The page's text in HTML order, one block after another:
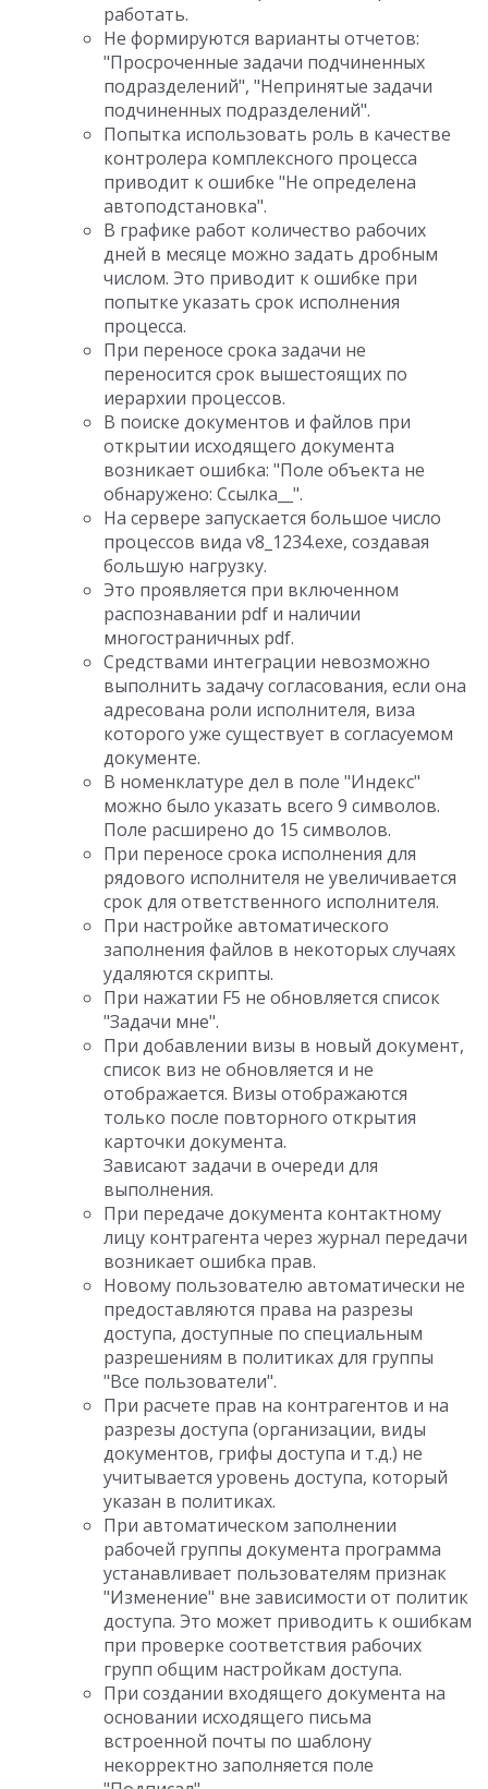
работать.
Не формируются варианты отчетов:
"Просроченные задачи подчиненных
подразделений", "Непринятые задачи
подчиненных подразделений".
Попытка использовать роль в качестве
контролера комплексного процесса
приводит к ошибке "Не определена
автоподстановка".
В графике работ количество рабочих
дней в месяце можно задать дробным
числом. Это приводит к ошибке при
попытке указать срок исполнения
процесса.
При переносе срока задачи не
переносится срок вышестоящих по
иерархии процессов.
В поиске документов и файлов при
открытии исходящего документа
возникает ошибка: "Поле объекта не
обнаружено: Ссылка__".
На сервере запускается большое число
процессов вида v8_1234.exe, создавая
большую нагрузку.
Это проявляется при включенном
распознавании pdf и наличии
многостраничных pdf.
Средствами интеграции невозможно
выполнить задачу согласования, если она
адресована роли исполнителя, виза
которого уже существует в согласуемом
документе.
В номенклатуре дел в поле "Индекс"
можно было указать всего 9 символов.
Поле расширено до 15 символов.
При переносе срока исполнения для
рядового исполнителя не увеличивается
срок для ответственного исполнителя.
При настройке автоматического
заполнения файлов в некоторых случаях
удаляются скрипты.
При нажатии F5 не обновляется список
"Задачи мне".
При добавлении визы в новый документ,
список виз не обновляется и не
отображается. Визы отображаются
только после повторного открытия
карточки документа.
Зависают задачи в очереди для
выполнения.
При передаче документа контактному
лицу контрагента через журнал передачи
возникает ошибка прав.
Новому пользователю автоматически не
предоставляются права на разрезы
доступа, доступные по специальным
разрешениям в политиках для группы
"Все пользователи".
При расчете прав на контрагентов и на
разрезы доступа (организации, виды
документов, грифы доступа и т.д.) не
учитывается уровень доступа, который
указан в политиках.
При автоматическом заполнении
рабочей группы документа программа
устанавливает пользователям признак
"Изменение" вне зависимости от политик
доступа. Это может приводить к ошибкам
при проверке соответствия рабочих
групп общим настройкам доступа.
При создании входящего документа на
основании исходящего письма
встроенной почты по шаблону
некорректно заполняется поле